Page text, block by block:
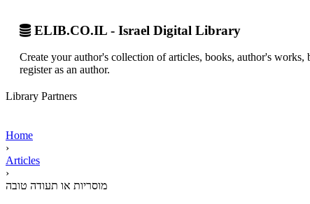
ELIB.CO.IL - Israel Digital Library
Create your author's collection of articles, books, author's
register as an author.
Library Partners
Home
›
Articles
›
מוסריות או תעודה טובה